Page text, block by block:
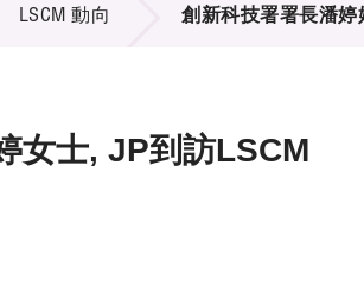
項目資料庫
多媒體
出版刊物
LSCM 動向 創新科技署署長潘婷
女士, JP到訪LSCM